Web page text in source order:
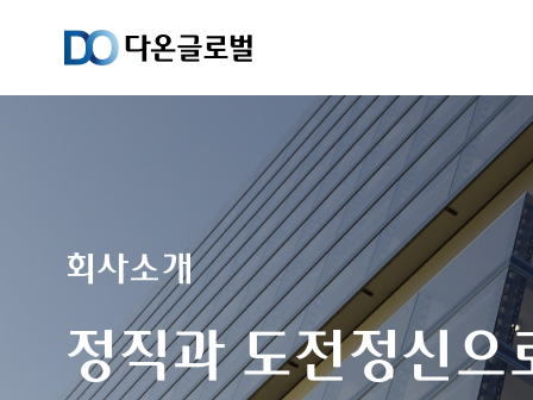
다온글로벌은
도시와 주거의
미래를 만듭니다.
회사소개
정직과 도전정신으